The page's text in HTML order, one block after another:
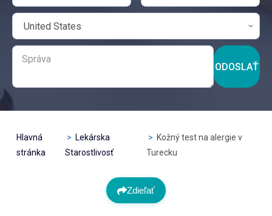
ODOSLAŤ
Hlavná
stránka
Lekárska
Starostlivosť
Kožný test na alergie v
Turecku
Zdieľať